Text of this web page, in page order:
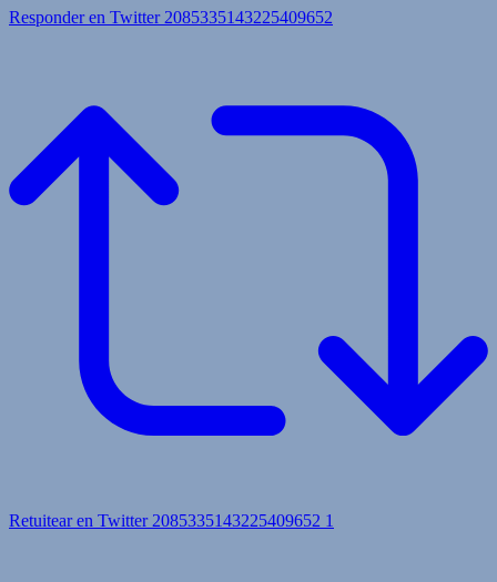
Responder en Twitter 2085335143225409652
Retuitear en Twitter 2085335143225409652 1